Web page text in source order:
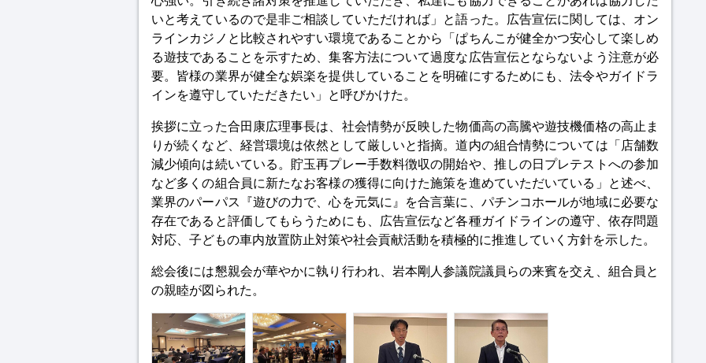
いと考えているので是非ご相談していただければ」と語った。広告宣伝に関しては、オン
ラインカジノと比較されやすい環境であることから「ぱちんこが健全かつ安心して楽しめ
る遊技であることを示すため、集客方法について過度な広告宣伝とならないよう注意が必
要。皆様の業界が健全な娯楽を提供していることを明確にするためにも、法令やガイドラ
インを遵守していただきたい」と呼びかけた。
挨拶に立った合田康広理事長は、社会情勢が反映した物価高の高騰や遊技機価格の高止ま
りが続くなど、経営環境は依然として厳しいと指摘。道内の組合情勢については「店舗数
減少傾向は続いている。貯玉再プレー手数料徴収の開始や、推しの日プレテストへの参加
など多くの組合員に新たなお客様の獲得に向けた施策を進めていただいている」と述べ、
業界のパーパス『遊びの力で、心を元気に』を合言葉に、パチンコホールが地域に必要な
存在であると評価してもらうためにも、広告宣伝など各種ガイドラインの遵守、依存問題
対応、子どもの車内放置防止対策や社会貢献活動を積極的に推進していく方針を示した。
総会後には懇親会が華やかに執り行われ、岩本剛人参議院議員らの来賓を交え、組合員と
の親睦が図られた。